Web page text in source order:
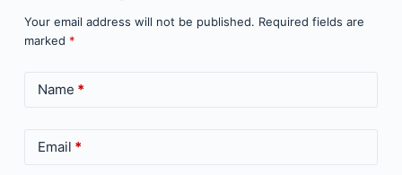
Your email address will not be published. Required fields are
marked *
Name *
Email *